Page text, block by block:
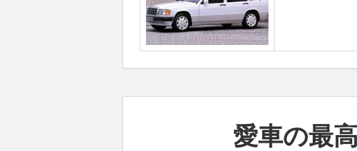
愛車の最